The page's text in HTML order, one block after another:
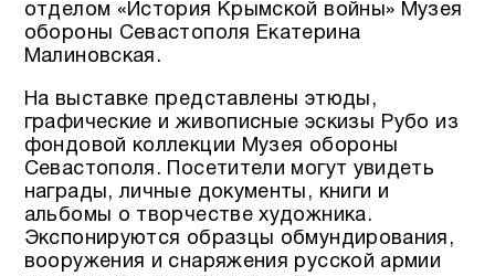
отделом «История Крымской войны» Музея
обороны Севастополя Екатерина
Малиновская.
На выставке представлены этюды,
графические и живописные эскизы Рубо из
фондовой коллекции Музея обороны
Севастополя. Посетители могут увидеть
награды, личные документы, книги и
альбомы о творчестве художника.
Экспонируются образцы обмундирования,
вооружения и снаряжения русской армии